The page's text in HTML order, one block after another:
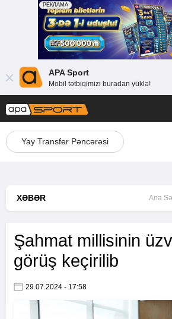
APA Sport
Mobil tətbiqimizi buradan yüklə!
Yay Transfer Pəncərəsi
XƏBƏR Ana
Şahmat millisinin
görüş keçirilib
29.07.2024 - 17:58